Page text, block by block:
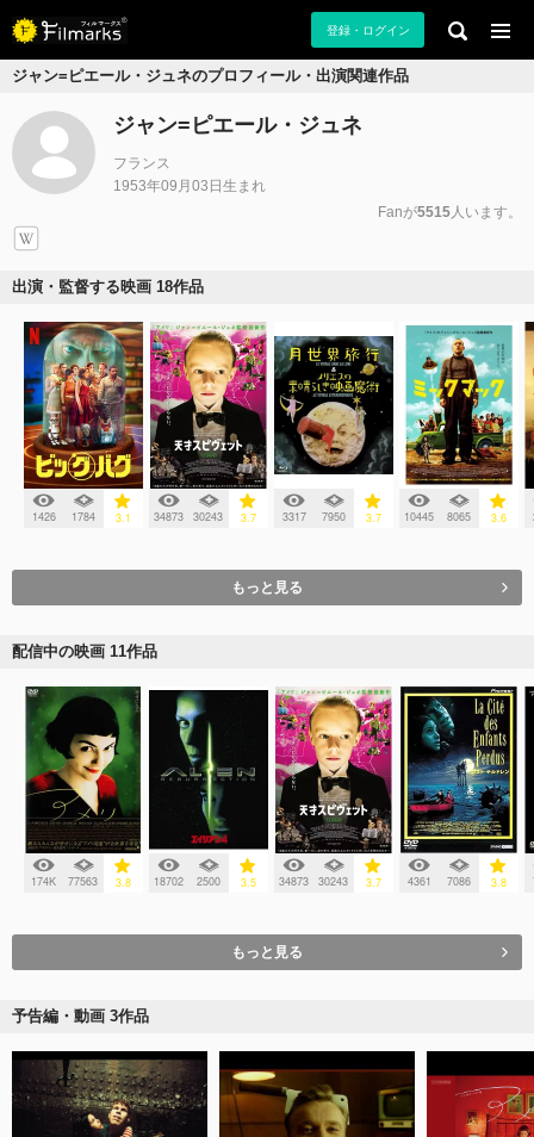
登録・ログイン
ジャン=ピエール・ジュネのプロフィール・出演関連作品
ジャン=ピエール・ジュネ
フランス
1953年09月03日生まれ
Fanが5515人います。
出演・監督する映画 18作品
1426 1784 3.1 34873 30243 3.7 3317 7950 3.7 10445 8065 3.6
もっと見る
配信中の映画 11作品
174K 77563 3.8 18702 2500 3.5 34873 30243 3.7 4361 7086 3.8
もっと見る
予告編・動画 3作品